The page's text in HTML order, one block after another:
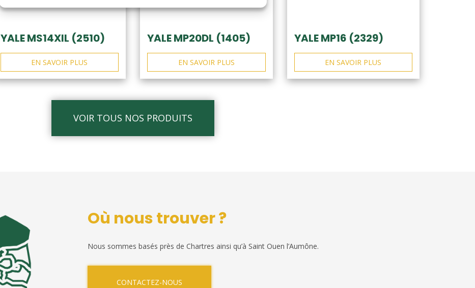
YALE MS14XIL (2510)
EN SAVOIR PLUS
YALE MP20DL (1405)
EN SAVOIR PLUS
YALE MP16 (2329)
EN SAVOIR PLUS
VOIR TOUS NOS PRODUITS
Où nous trouver ?
Nous sommes basés près de Chartres ainsi qu’à Saint Ouen l’Aumône.
CONTACTEZ-NOUS